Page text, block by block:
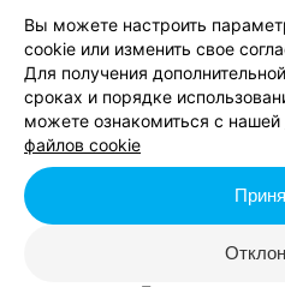
Пользовательского соглашения
Afisha.relax.by представляет
детей «‎Миньоны: Грювитация»‎».
с отзывами, кратким описанием,
свой отзыв и проголосовать за
посмотреть фото и получить
«‎Миньоны: Грювитация»‎».
запись на квест - у нас.
Вы можете настроить
cookie или изменить свое
Для получения
сроках и порядке
можете ознакомиться с нашей
файлов cookie